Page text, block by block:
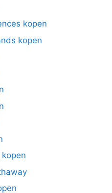
kopen
kopen